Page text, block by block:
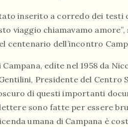
inserito a corredo dei
viaggio chiamavamo
centenario dell’incontro
edite nel 1958 da
Presidente del Centro
di questi importanti
sono fatte per essere
umana di Campana è